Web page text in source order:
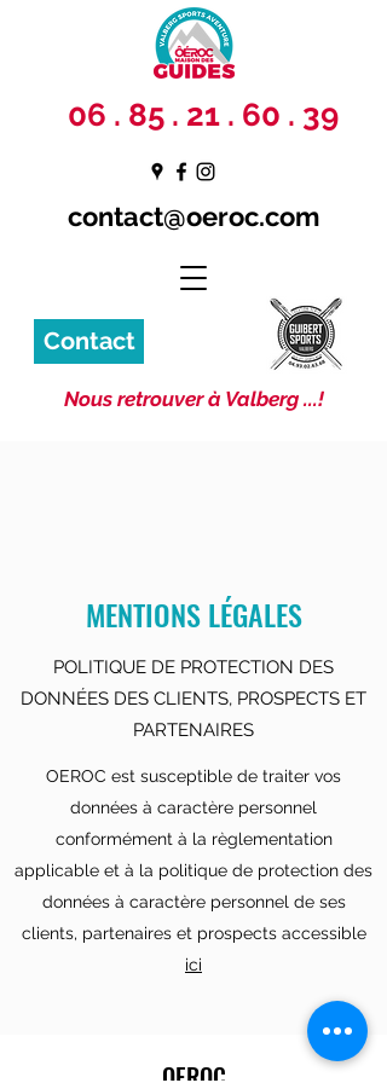
06 . 85 . 21 . 60 . 39
Contact
Nous retrouver à Valberg ...!
contact@oeroc.com
MENTIONS LÉGALES
POLITIQUE DE PROTECTION DES
DONNÉES DES CLIENTS, PROSPECTS ET
PARTENAIRES
OEROC est susceptible de traiter vos
données à caractère personnel
conformément à la règlementation
applicable et à la politique de protection des
données à caractère personnel de ses
clients, partenaires et prospects accessible
ici